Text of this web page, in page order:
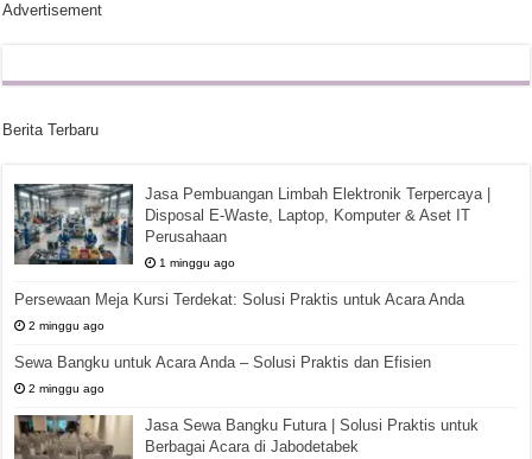
Advertisement
Berita Terbaru
Jasa Pembuangan Limbah Elektronik Terpercaya |
Disposal E-Waste, Laptop, Komputer & Aset IT
Perusahaan
1 minggu ago
Persewaan Meja Kursi Terdekat: Solusi Praktis untuk Acara Anda
2 minggu ago
Sewa Bangku untuk Acara Anda – Solusi Praktis dan Efisien
2 minggu ago
Jasa Sewa Bangku Futura | Solusi Praktis untuk
Berbagai Acara di Jabodetabek